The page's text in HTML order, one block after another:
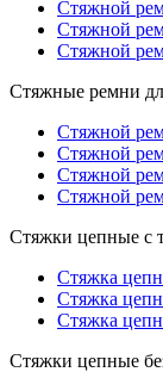
Стяжной
Стяжной
Стяжной
Стяжные ремни
Стяжной
Стяжной
Стяжной
Стяжной
Стяжки цепные с
Стяжка
Стяжка
Стяжка
Стяжки цепные